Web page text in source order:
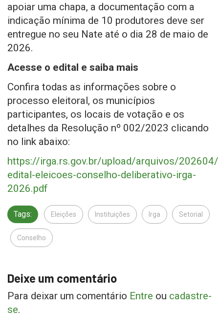
apoiar uma chapa, a documentação com a
indicação mínima de 10 produtores deve ser
entregue no seu Nate até o dia 28 de maio de
2026.
Acesse o edital e saiba mais
Confira todas as informações sobre o
processo eleitoral, os municípios
participantes, os locais de votação e os
detalhes da Resolução nº 002/2023 clicando
no link abaixo:
https://irga.rs.gov.br/upload/arquivos/
edital-eleicoes-conselho-deliberativo-irga-
2026.pdf
Tags: Eleições Instituições Irga Setorial
Conselho
Deixe um comentário
Para deixar um comentário Entre ou cadastre-
se.